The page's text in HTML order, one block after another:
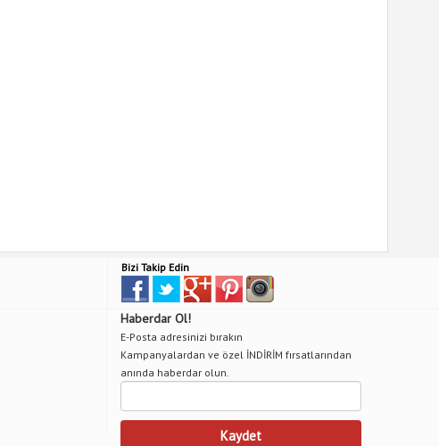
Bizi Takip Edin
Haberdar Ol!
E-Posta adresinizi bırakın
Kampanyalardan ve özel İNDİRİM fırsatlarından
anında haberdar olun.
Kaydet